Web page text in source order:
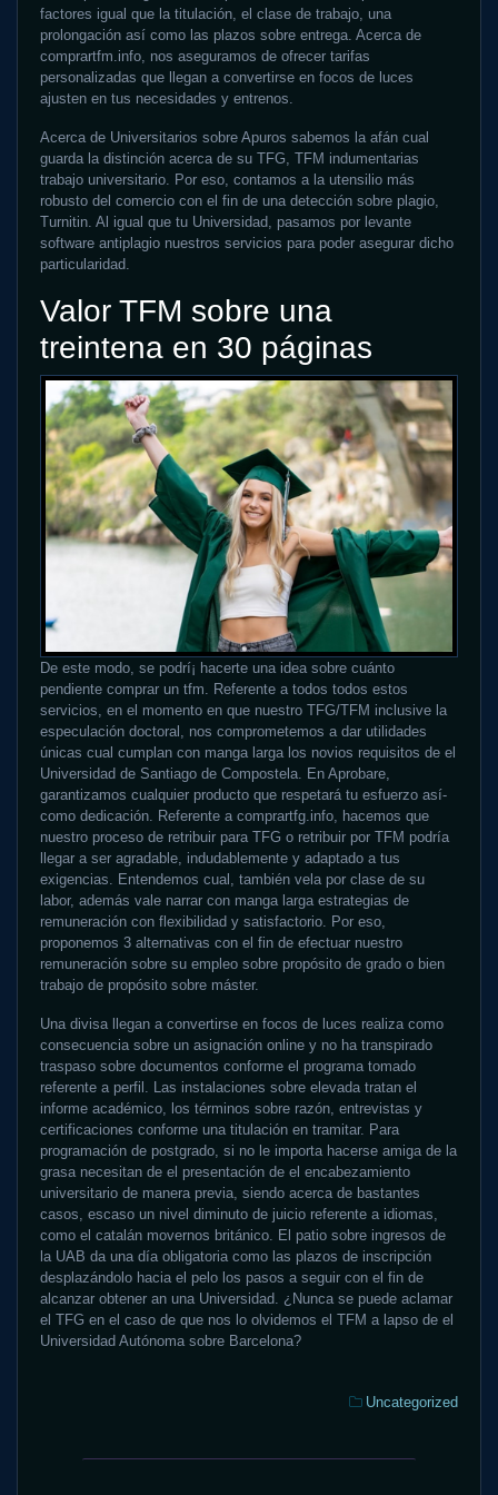
factores igual que la titulación, el clase de trabajo, una
prolongación así­ como las plazos sobre entrega. Acerca de
comprartfm.info, nos aseguramos de ofrecer tarifas
personalizadas que llegan a convertirse en focos de luces
ajusten en tus necesidades y entrenos.
Acerca de Universitarios sobre Apuros sabemos la afán cual
guarda la distinción acerca de su TFG, TFM indumentarias
trabajo universitario. Por eso, contamos a la utensilio más
robusto del comercio con el fin de una detección sobre plagio,
Turnitin. Al igual que tu Universidad, pasamos por levante
software antiplagio nuestros servicios para poder asegurar dicho
particularidad.
Valor TFM sobre una
treintena en 30 páginas
De este modo, se podrí¡ hacerte una idea sobre cuánto
pendiente comprar un tfm. Referente a todos todos estos
servicios, en el momento en que nuestro TFG/TFM inclusive la
especulación doctoral, nos comprometemos a dar utilidades
únicas cual cumplan con manga larga los novios requisitos de el
Universidad de Santiago de Compostela. En Aprobare,
garantizamos cualquier producto que respetará tu esfuerzo así­
como dedicación. Referente a comprartfg.info, hacemos que
nuestro proceso de retribuir para TFG o retribuir por TFM podrí­a
llegar a ser agradable, indudablemente y adaptado a tus
exigencias. Entendemos cual, también vela por clase de su
labor, además vale narrar con manga larga estrategias de
remuneración con flexibilidad y satisfactorio. Por eso,
proponemos 3 alternativas con el fin de efectuar nuestro
remuneración sobre su empleo sobre propósito de grado o bien
trabajo de propósito sobre máster.
Una divisa llegan a convertirse en focos de luces realiza como
consecuencia sobre un asignación online y no ha transpirado
traspaso sobre documentos conforme el programa tomado
referente a perfil. Las instalaciones sobre elevada tratan el
informe académico, los términos sobre razón, entrevistas y
certificaciones conforme una titulación en tramitar. Para
programación de postgrado, si no le importa hacerse amiga de la
grasa necesitan de el presentación de el encabezamiento
universitario de manera previa, siendo acerca de bastantes
casos, escaso un nivel diminuto de juicio referente a idiomas,
como el catalán movernos británico. El patio sobre ingresos de
la UAB da una día obligatoria como las plazos de inscripción
desplazándolo hacia el pelo los pasos a seguir con el fin de
alcanzar obtener an una Universidad. ¿Nunca se puede aclamar
el TFG en el caso de que nos lo olvidemos el TFM a lapso de el
Universidad Autónoma sobre Barcelona?
Categories:
Uncategorized